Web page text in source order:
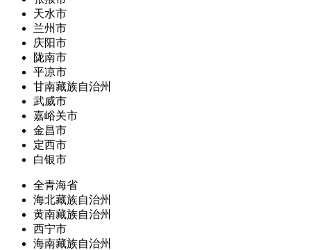
天水市
兰州市
庆阳市
陇南市
平凉市
甘南藏族自治州
武威市
嘉峪关市
金昌市
定西市
白银市
全青海省
海北藏族自治州
黄南藏族自治州
西宁市
海南藏族自治州